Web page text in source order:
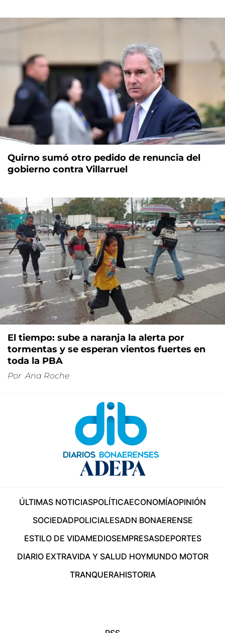
Quirno sumó otro pedido de renuncia del
gobierno contra Villarruel
El tiempo: sube a naranja la alerta por
tormentas y se esperan vientos fuertes en
toda la PBA
Por Ana Roche
ÚLTIMAS NOTICIASPOLÍTICAECONOMÍAOPINIÓN
SOCIEDADPOLICIALESADN BONAERENSE
ESTILO DE VIDAMEDIOSEMPRESASDEPORTES
DIARIO EXTRAVIDA Y SALUD HOYMUNDO MOTOR
TRANQUERAHISTORIA